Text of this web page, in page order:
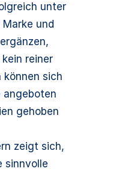
unter
und
reiner
können sich
angeboten
gehoben
zeigt sich,
sinnvolle